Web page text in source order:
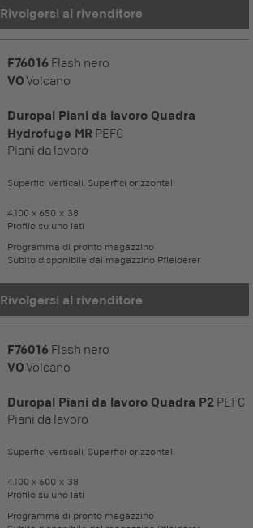
Rivolgersi al rivenditore
F76016 Flash nero
VOVolcano
Duropal Piani da lavoro Quadra
Hydrofuge MR PEFC
Piani da lavoro
Superfici verticali, Superfici orizzontali
4.100 x 650 x 38
Profilo su uno lati
Programma di pronto magazzino
Subito disponibile dal magazzino Pfleiderer
Rivolgersi al rivenditore
F76016 Flash nero
VOVolcano
Duropal Piani da lavoro Quadra P2 PEFC
Piani da lavoro
Superfici verticali, Superfici orizzontali
4.100 x 600 x 38
Profilo su uno lati
Programma di pronto magazzino